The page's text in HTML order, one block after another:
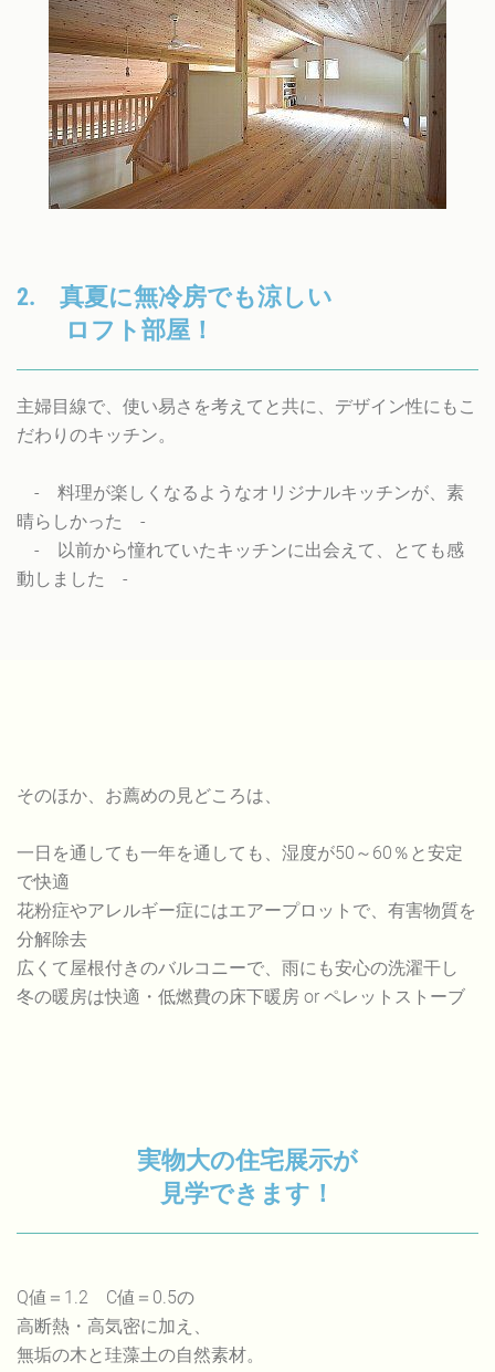
2. 真夏に無冷房でも涼しい
ロフト部屋！
主婦目線で、使い易さを考えてと共に、デザイン性にもこ
だわりのキッチン。
- 料理が楽しくなるようなオリジナルキッチンが、素
晴らしかった -
- 以前から憧れていたキッチンに出会えて、とても感
動しました -
そのほか、お薦めの見どころは、
一日を通しても一年を通しても、湿度が50～60％と安定
で快適
花粉症やアレルギー症にはエアープロットで、有害物質を
分解除去
広くて屋根付きのバルコニーで、雨にも安心の洗濯干し
冬の暖房は快適・低燃費の床下暖房 or ペレットストーブ
実物大の住宅展示が
見学できます！
Q値＝1.2 C値＝0.5の
高断熱・高気密に加え、
無垢の木と珪藻土の自然素材。